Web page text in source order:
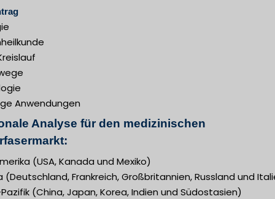
Anwendungen
Analyse für den medizinischen
(USA, Kanada und Mexiko)
(Deutschland, Frankreich, Großbritannien, Russland und
(China, Japan, Korea, Indien und Südostasien)